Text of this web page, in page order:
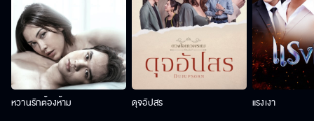
หวานรักต้องห้าม ดุจอัปสร แรงเงา